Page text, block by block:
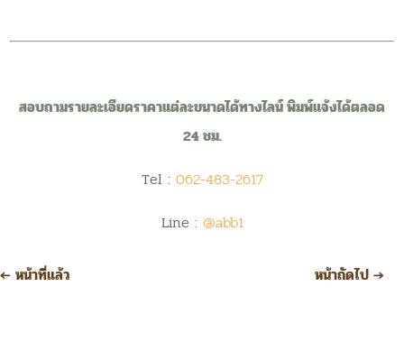
สอบถามรายละเอียดราคาแต่ละขนาดได้ทางไลน์ พิมพ์แจ้งได้ตลอด
24 ชม.
Tel : 062-483-2617
Line : @abb1
← หน้าที่แล้ว หน้าถัดไป→